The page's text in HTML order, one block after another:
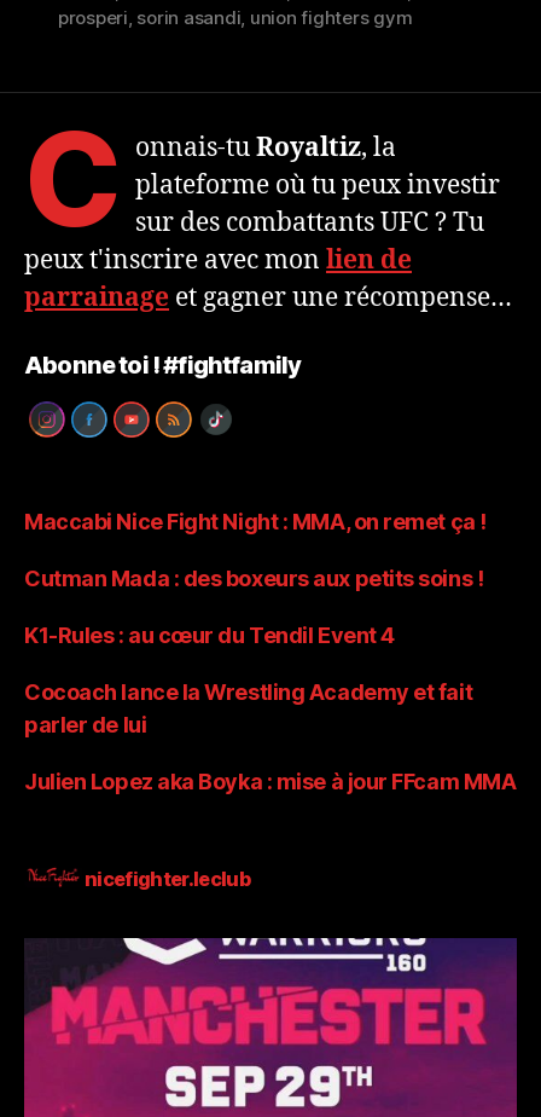
prosperi, sorin asandi, union fighters gym
C onnais-tuRoyaltiz, la
plateforme où tu peux investir
sur des combattants UFC ? Tu
peux t'inscrire avec mon lien de
parrainage et gagner une récompense…
Abonne toi ! #fightfamily
Maccabi Nice Fight Night : MMA, on remet ça !
Cutman Mada : des boxeurs aux petits soins !
K1-Rules : au cœur du Tendil Event 4
Cocoach lance la Wrestling Academy et fait
parler de lui
Julien Lopez aka Boyka : mise à jour FFcam MMA
nicefighter.leclub